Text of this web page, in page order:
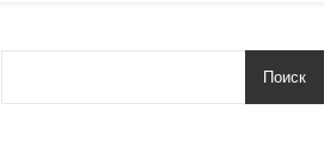
Поиск